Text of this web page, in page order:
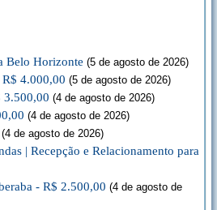
Belo Horizonte (5 de agosto de 2026)
4.000,00 (5 de agosto de 2026)
3.500,00 (4 de agosto de 2026)
(4 de agosto de 2026)
(4 de agosto de 2026)
| Recepção e Relacionamento para
- R$ 2.500,00 (4 de agosto de